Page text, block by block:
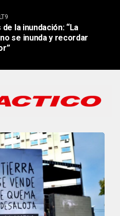
de la inundación: “La
se inunda y recordar